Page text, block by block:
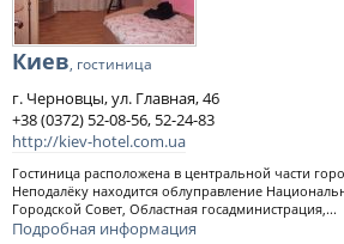
Киев, гостиница
г. Черновцы, ул. Главная, 46
+38 (0372) 52-08-56, 52-24-83
http://kiev-hotel.com.ua
Гостиница расположена в центральной части
Неподалёку находится облуправление
Городской Совет, Областная госадминистрация,...
Подробная информация